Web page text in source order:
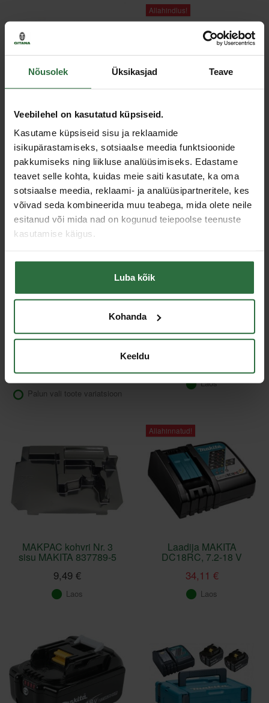
Nõusolek Üksikasjad Teave
Veebilehel on kasutatud küpsiseid.
Kasutame küpsiseid sisu ja reklaamide
isikupärastamiseks, sotsiaalse meedia funktsioonide
pakkumiseks ning liikluse analüüsimiseks. Edastame
teavet selle kohta, kuidas meie saiti kasutate, ka oma
sotsiaalse meedia, reklaami- ja analüüsipartneritele, kes
võivad seda kombineerida muu teabega, mida olete neile
esitanud või mida nad on kogunud teiepoolse teenuste
kasutamise käigus.
Luba kõik
Kohanda
Keeldu
MAKITA 18 V, 6.0 Ah
401,76 €
Otsas
Allahindlus!
Renzo Low ESD S3,
must
67,53 €
Palun vali toote variatsioon
Tööpüksid HELLY
148,80 €
Palun vali toote variatsioon
Allahinnatud!
Aku MAKITA BL1860B
Laos
MAKPAC kohvri Nr. 3
sisu MAKITA 837789-5
9,49 €
Laos
Allahinnatud!
Laadija MAKITA
DC18RC, 7.2-18 V
34,11 €
Laos